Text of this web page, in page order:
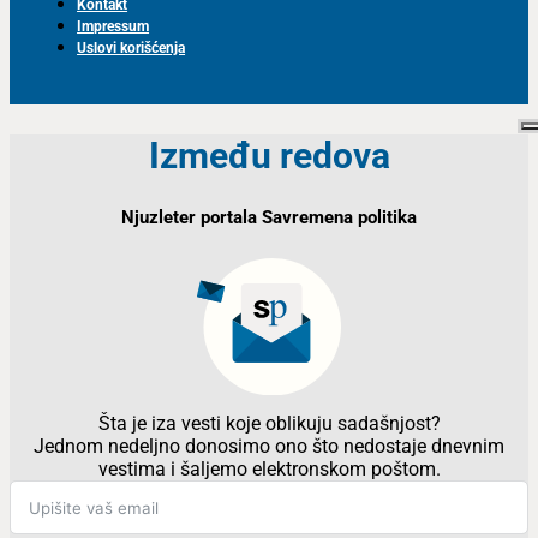
Kontakt
Impressum
Uslovi korišćenja
Između redova
Njuzleter portala Savremena politika
Šta je iza vesti koje oblikuju sadašnjost?
Jednom nedeljno donosimo ono što nedostaje dnevnim
vestima i šaljemo elektronskom poštom.